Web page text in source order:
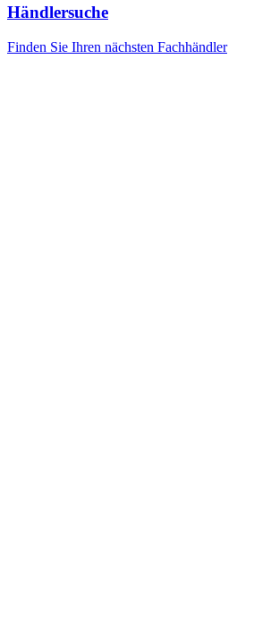
Händlersuche
Finden Sie Ihren nächsten Fachhändler